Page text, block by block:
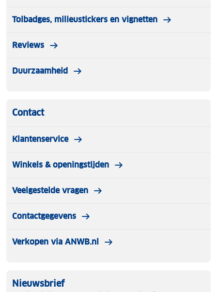
Tolbadges, milieustickers en vignetten
Reviews
Duurzaamheid
Contact
Klantenservice
Winkels & openingstijden
Veelgestelde vragen
Contactgegevens
Verkopen via ANWB.nl
Nieuwsbrief